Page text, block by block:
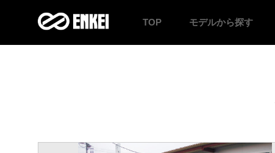
TOP モデルから探す